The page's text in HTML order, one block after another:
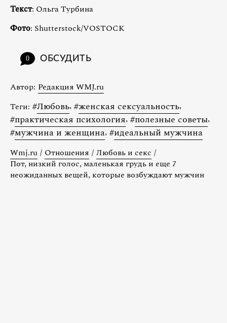
Текст: Ольга Турбина
Фото: Shutterstock/VOSTOCK
0 ОБСУДИТЬ
Автор: Редакция WMJ.ru
Теги: #Любовь, #женская сексуальность,
#практическая психология, #полезные советы,
#мужчина и женщина, #идеальный мужчина
Wmj.ru / Отношения / Любовь и секс /
Пот, низкий голос, маленькая грудь и еще 7
неожиданных вещей, которые возбуждают мужчин